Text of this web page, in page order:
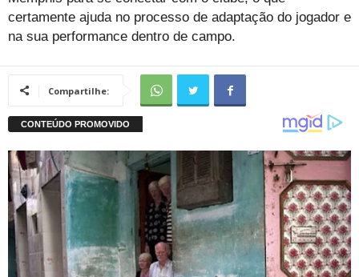
certamente ajuda no processo de adaptação do jogador e
na sua performance dentro de campo.
Compartilhe: